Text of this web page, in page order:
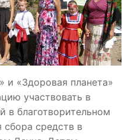
«Здоровая планета»
участвовать в
в благотворительном
средств в